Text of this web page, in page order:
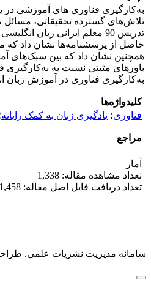
به‌کارگیری فناوری های آموزشی در
تلاش‌های گسترده تحقیقاتی،
تدریس 90 معلم ایرانی
حاصل از پرسشنامه‌ها نشان داد که
همچنین نشان داد که بین سبک‌های
باورهای مثبتی نسبت به به‌کارگیری
به‌کارگیری فناوری در آموزش زبان
کلیدواژه‌ها
فناوری؛ یادگیری زبان به کمک رایانه
مراجع
آمار
تعداد مشاهده مقاله: 1,338
تعداد دریافت فایل اصل مقاله: 1,458
سامانه مدیریت نشریات علمی.